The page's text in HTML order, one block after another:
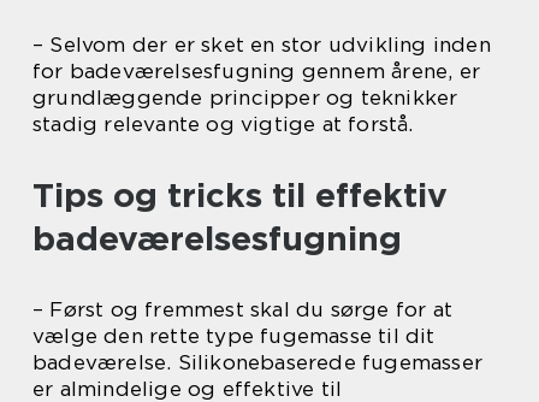
– Selvom der er sket en stor udvikling inden
for badeværelsesfugning gennem årene, er
grundlæggende principper og teknikker
stadig relevante og vigtige at forstå.
Tips og tricks til effektiv
badeværelsesfugning
– Først og fremmest skal du sørge for at
vælge den rette type fugemasse til dit
badeværelse. Silikonebaserede fugemasser
er almindelige og effektive til